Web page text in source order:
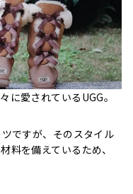
に愛されているUGG。
ですが、そのスタイル
料を備えているため、